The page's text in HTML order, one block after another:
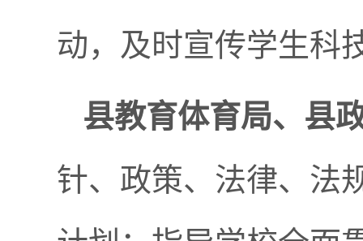
动，及时宣传学生科
县教育体育局、县
针、政策、法律、法